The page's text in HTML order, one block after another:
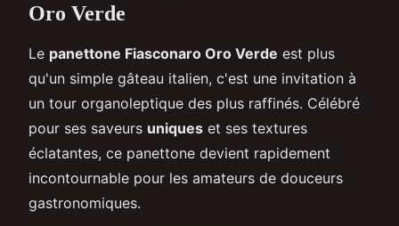
Oro Verde
Le panettone Fiasconaro Oro Verde est plus
qu'un simple gâteau italien, c'est une invitation à
un tour organoleptique des plus raffinés. Célébré
pour ses saveurs uniques et ses textures
éclatantes, ce panettone devient rapidement
incontournable pour les amateurs de douceurs
gastronomiques.